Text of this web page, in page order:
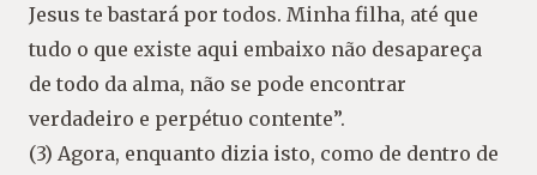
Jesus te bastará por todos. Minha filha, até que
tudo o que existe aqui embaixo não desapareça
de todo da alma, não se pode encontrar
verdadeiro e perpétuo contente”.
(3) Agora, enquanto dizia isto, como de dentro de